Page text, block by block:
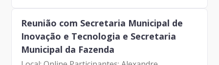
Reunião com Secretaria Municipal de
Inovação e Tecnologia e Secretaria
Municipal da Fazenda